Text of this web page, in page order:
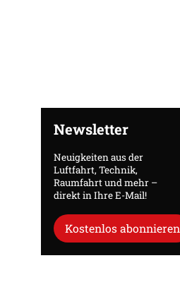
Newsletter
Neuigkeiten aus der
Luftfahrt, Technik,
Raumfahrt und mehr –
direkt in Ihre E-Mail!
Kostenlos abonnieren